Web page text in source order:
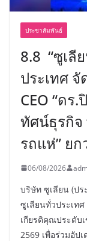
ประชาสัมพันธ์
8.8 “ซูเลี
ประเทศ
CEO “ดร
ทัศน์ธุรกิจ
รถแห่” ยก
06/08/2026
บริษัท ซูเลียน (ป
ซูเลียนทั่วประเท
เกียรติคุณประดับ
2569 เพื่อร่วมอัป